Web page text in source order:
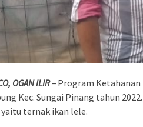
OGAN ILIR –Program Ketahanan
Kec. Sungai Pinang tahun
ternak ikan lele.